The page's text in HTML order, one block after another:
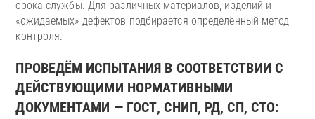
срока службы. Для различных материалов, изделий и
«ожидаемых» дефектов подбирается определённый метод
контроля.
ПРОВЕДЁМ ИСПЫТАНИЯ В СООТВЕТСТВИИ С
ДЕЙСТВУЮЩИМИ НОРМАТИВНЫМИ
ДОКУМЕНТАМИ — ГОСТ, СНИП, РД, СП, СТО: